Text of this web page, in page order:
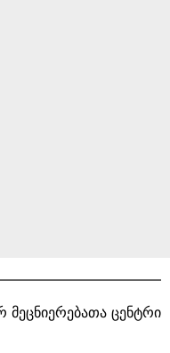
ცენტრი